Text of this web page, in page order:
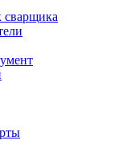
сварщика